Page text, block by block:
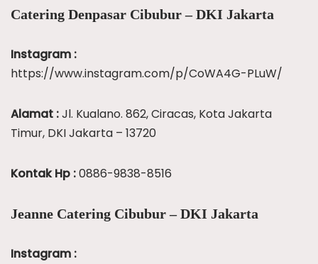
Catering Denpasar Cibubur – DKI Jakarta
Instagram :
https://www.instagram.com/p/CoWA4G-PLuW/
Alamat :Jl. Kualano. 862, Ciracas, Kota Jakarta
Timur, DKI Jakarta – 13720
Kontak Hp :0886-9838-8516
Jeanne Catering Cibubur – DKI Jakarta
Instagram :